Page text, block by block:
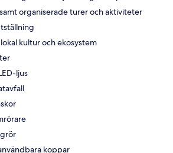
organiserade turer och aktiviteter
kultur och ekosystem
ljus
koppar